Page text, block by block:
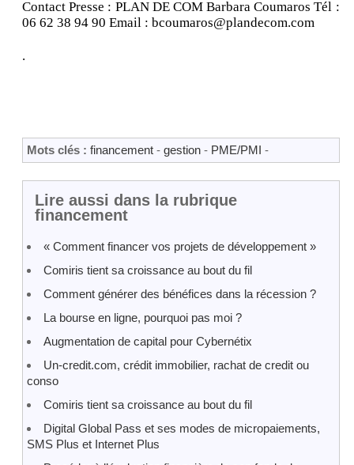
Contact Presse : PLAN DE COM Barbara Coumaros Tél :
06 62 38 94 90 Email : bcoumaros@plandecom.com
.
Mots clés : financement - gestion - PME/PMI -
Lire aussi dans la rubrique
financement
« Comment financer vos projets de développement »
Comiris tient sa croissance au bout du fil
Comment générer des bénéfices dans la récession ?
La bourse en ligne, pourquoi pas moi ?
Augmentation de capital pour Cybernétix
Un-credit.com, crédit immobilier, rachat de credit ou
conso
Comiris tient sa croissance au bout du fil
Digital Global Pass et ses modes de micropaiements,
SMS Plus et Internet Plus